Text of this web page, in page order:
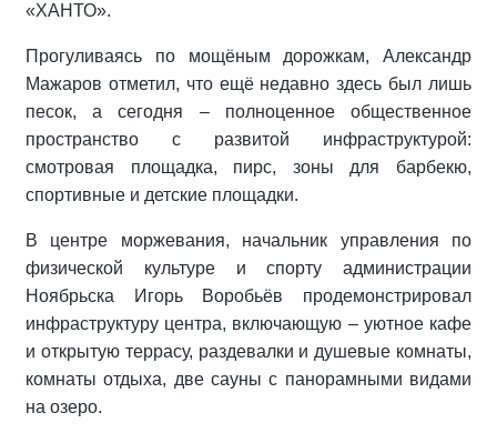
«ХАНТО».
Прогуливаясь по мощёным дорожкам, Александр
Мажаров отметил, что ещё недавно здесь был лишь
песок, а сегодня – полноценное общественное
пространство с развитой инфраструктурой:
смотровая площадка, пирс, зоны для барбекю,
спортивные и детские площадки.
В центре моржевания, начальник управления по
физической культуре и спорту администрации
Ноябрьска Игорь Воробьёв продемонстрировал
инфраструктуру центра, включающую – уютное кафе
и открытую террасу, раздевалки и душевые комнаты,
комнаты отдыха, две сауны с панорамными видами
на озеро.